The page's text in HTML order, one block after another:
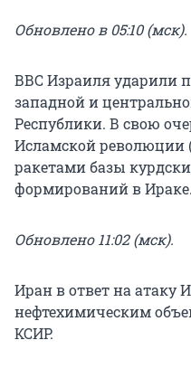
Обновлено в 05:10 (мск).
ВВС Израиля ударили
западной и
Республики. В свою
Исламской революции
ракетами базы
формирований в Ираке.
Обновлено 11:02 (мск).
Иран в ответ на атаку
нефтехимическим
КСИР.